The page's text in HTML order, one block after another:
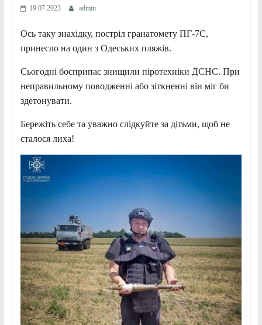
19.07.2023 admin
Ось таку знахідку, постріл гранатомету ПГ-7С,
принесло на один з Одеських пляжів.
Сьогодні боєприпас знищили піротехніки ДСНС. При
неправильному поводженні або зіткненні він міг би
здетонувати.
Бережіть себе та уважно слідкуйте за дітьми, щоб не
сталося лиха!